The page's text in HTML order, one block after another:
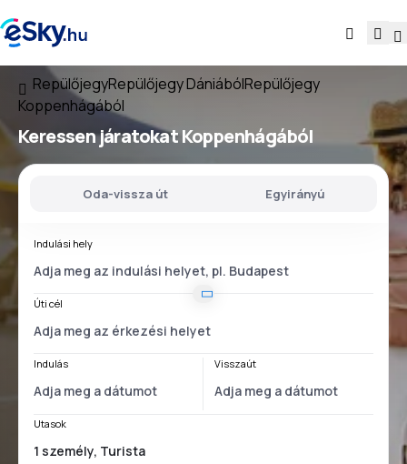
RepülőjegyRepülőjegy DániábólRepülőjegy
Koppenhágából
Keressen járatokatKoppenhágából
Oda-vissza út Egyirányú
Indulási hely
Úti cél
Indulás Visszaút
Utasok